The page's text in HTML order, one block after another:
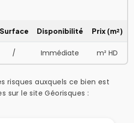
Surface Disponibilité Prix (m²)
/ Immédiate m² HD
risques auxquels ce bien est
sur le site Géorisques :